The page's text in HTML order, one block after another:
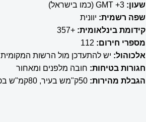
שעון: GMT +3 (כמו בישראל)
שפה רשמית: יוונית
קידומת בינלאומית: +357
מספרי חירום: 112
אלכוהול: יש להתעדכן מול הרשות המקומית
חגורות בטיחות: חובה מלפנים ומאחור
הגבלת מהירות: 50ק"מש בעיר, 80קמ"ש בכבישים בינעירוניים, 100ק"מש בכבישים מהירים*